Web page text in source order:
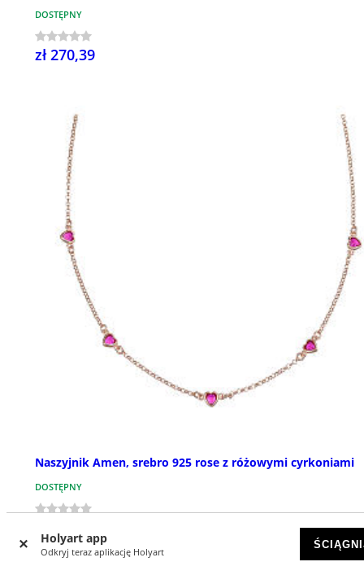
Holyart app
Odkryj teraz aplikację Holyart
DOSTĘPNY
zł 270,39
Naszyjnik Amen, srebro 925 rose z różowymi cyrkoniami
DOSTĘPNY